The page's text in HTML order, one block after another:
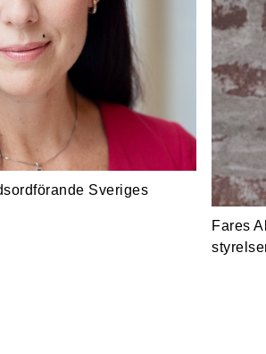
Sveriges
Fares